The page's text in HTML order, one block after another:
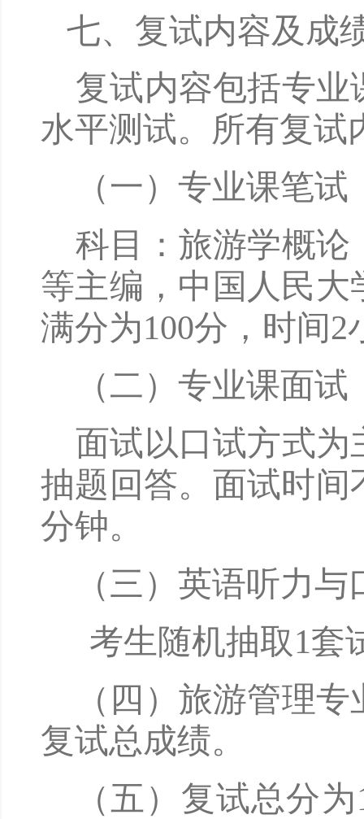
七、复试内容及成
复试内容包括专
水平测试。所有复试
（一） 专业课笔试
科目：旅游学概论
等主编，中国人民大
满分为100分，时间2
（二） 专业课面试
面试以口试方式
抽题回答。面试时间
分钟。
（三） 英语听力与
考生随机抽取1套
（四）旅游管理
复试总成绩。
（五）复试总分为